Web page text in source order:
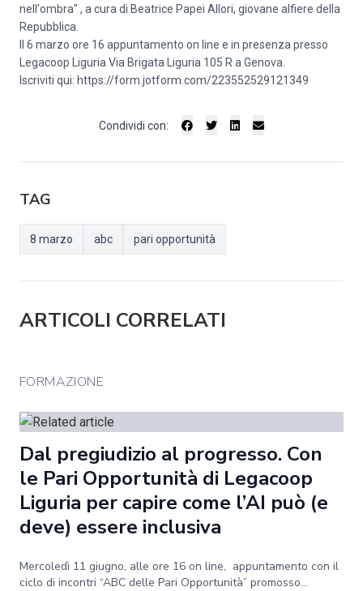
nell'ombra" , a cura di Beatrice Papei Allori, giovane alfiere della
Repubblica.
Il 6 marzo ore 16 appuntamento on line e in presenza presso
Legacoop Liguria Via Brigata Liguria 105 R a Genova.
Iscriviti qui: https://form.jotform.com/223552529121349
Condividi con:
TAG
8 marzo abc pari opportunità
ARTICOLI CORRELATI
FORMAZIONE
Dal pregiudizio al progresso. Con
le Pari Opportunità di Legacoop
Liguria per capire come l’AI può (e
deve) essere inclusiva
Mercoledì 11 giugno, alle ore 16 on line, appuntamento con il
ciclo di incontri “ABC delle Pari Opportunità” promosso...